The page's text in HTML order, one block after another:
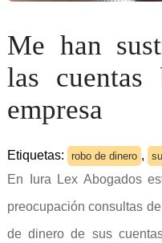
Me han
las cuentas
empresa
Etiquetas: robo de dinero ,
En Iura Lex Abogados
preocupación consultas
de dinero de sus